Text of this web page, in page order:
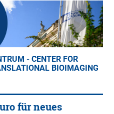
- CENTER FOR
BIOIMAGING
für neues